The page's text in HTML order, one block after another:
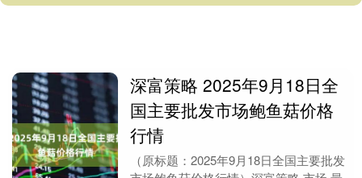
深富策略 2025年9月18日全
国主要批发市场鲍鱼菇价格
行情
（原标题：2025年9月18日全国主要批发